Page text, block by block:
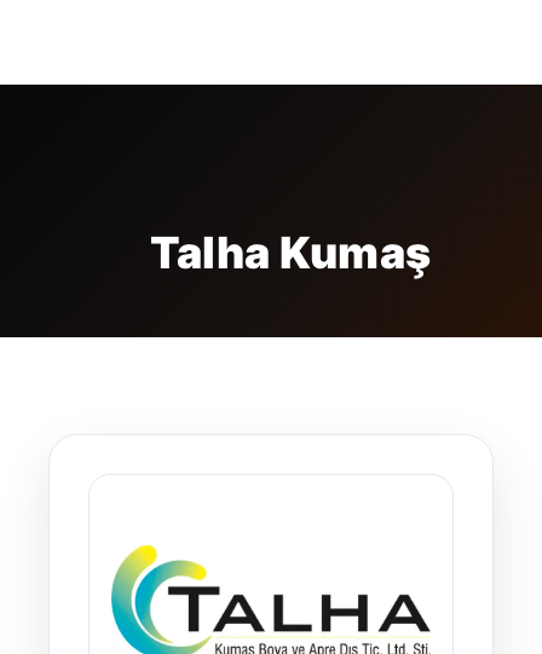
Talha Kumaş